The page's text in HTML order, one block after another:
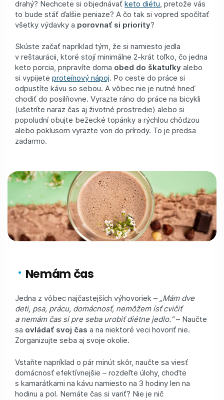
drahý? Nechcete si objednávať keto diétu , pretože vás
to bude stáť ďalšie peniaze? A čo tak si vopred spočítať
všetky výdavky a porovnať si priority?
Skúste začať napríklad tým, že si namiesto jedla
v reštaurácii, ktoré stojí minimálne 2-krát toľko, čo jedna
keto porcia, pripravíte doma obed do škatuľky alebo
si vypijete proteínový nápoj. Po ceste do práce si
odpustíte kávu so sebou. A vôbec nie je nutné hneď
chodiť do posilňovne. Vyrazte ráno do práce na bicykli
(ušetríte naraz čas aj životné prostredie) alebo si
popoludní obujte bežecké topánky a rýchlou chôdzou
alebo poklusom vyrazte von do prírody. To je predsa
zadarmo.
Nemám čas
Jedna z vôbec najčastejších výhovoriek – „Mám dve
deti, psa, prácu, domácnosť, nemôžem ísť cvičiť
a nemám čas si pre seba urobiť diétne jedlo.“– Naučte
sa ovládať svoj čas a na niektoré veci hovoriť nie.
Zorganizujte seba aj svoje okolie.
Vstaňte napríklad o pár minút skôr, naučte sa viesť
domácnosť efektívnejšie – rozdeľte úlohy, choďte
s kamarátkami na kávu namiesto na 3 hodiny len na
hodinu a pol. Nemáte čas si variť? Nie je nič